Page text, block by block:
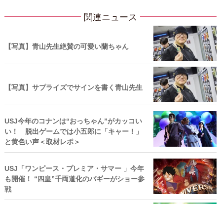
関連ニュース
【写真】青山先生絶賛の可愛い蘭ちゃん
【写真】サプライズでサインを書く青山先生
USJ今年のコナンは“おっちゃん”がカッコい
い！ 脱出ゲームでは小五郎に「キャー！」
と黄色い声＜取材レポ＞
USJ「ワンピース・プレミア・サマー 」今年
も開催！ “四皇”千両道化のバギーがショー参
戦